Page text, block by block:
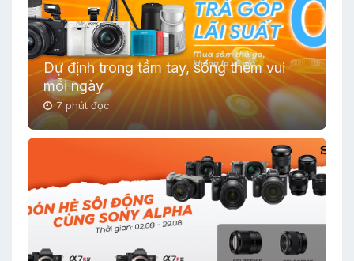
Dự định trong tầm tay, sống thêm vui
mỗi ngày
7 phút đọc